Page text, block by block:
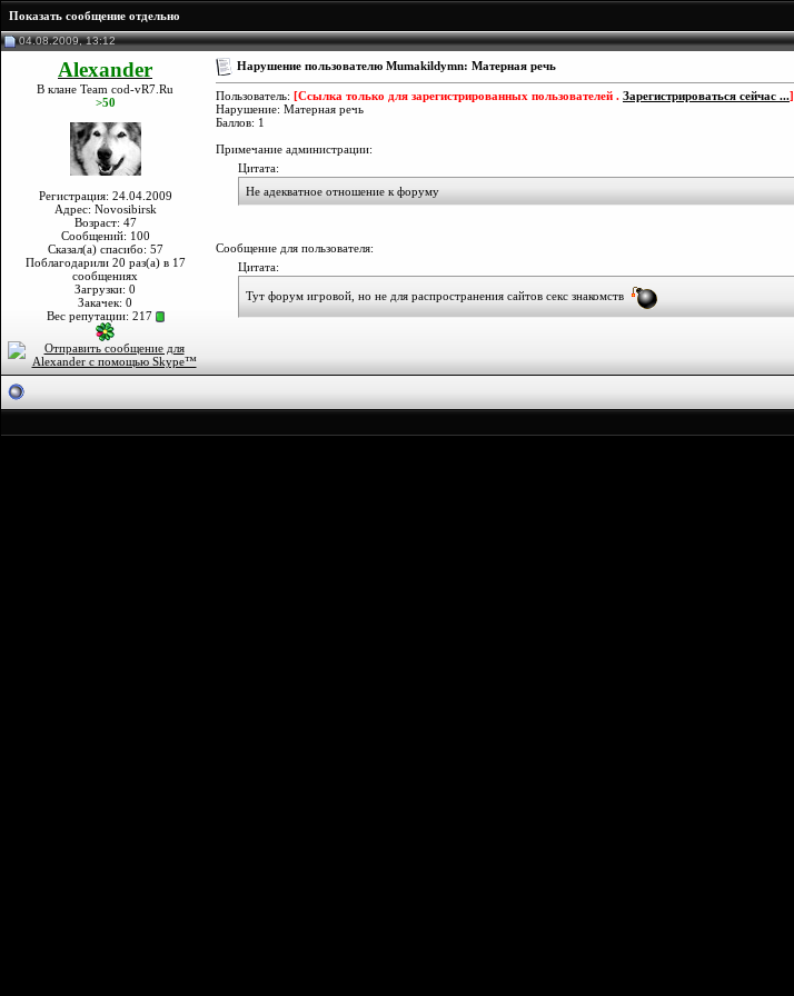
Показать сообщение отдельно
04.08.2009, 13:12
Alexander
В клане Team cod-vR7.Ru
>50
Регистрация: 24.04.2009
Адрес: Novosibirsk
Возраст: 47
Сообщений: 100
Сказал(а) спасибо: 57
Поблагодарили 20 раз(а) в 17
сообщениях
Загрузки: 0
Закачек: 0
Вес репутации: 217
Нарушение пользователю Mumakildymn: Матерная речь
Пользователь: [Ссылка только для зарегистрированных пользователей . Зарегистрироваться сейчас ...]
Нарушение: Матерная речь
Баллов: 1
Примечание администрации:
Цитата:
Не адекватное отношение к форуму
Сообщение для пользователя:
Цитата:
Тут форум игровой, но не для распространения сайтов секс знакомств